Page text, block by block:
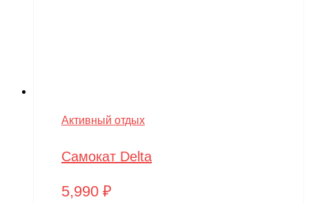
Активный отдых
Самокат Delta
5,990 ₽